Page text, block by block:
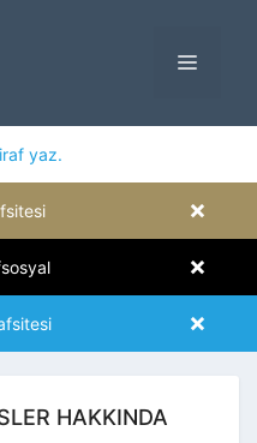
MENÜ
yaz.
×
×
×
HAKKINDA